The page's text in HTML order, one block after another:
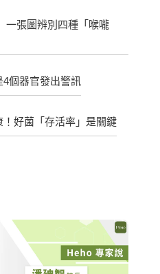
一張圖辨別四種「喉嚨
個器官發出警訊
好菌「存活率」是關鍵